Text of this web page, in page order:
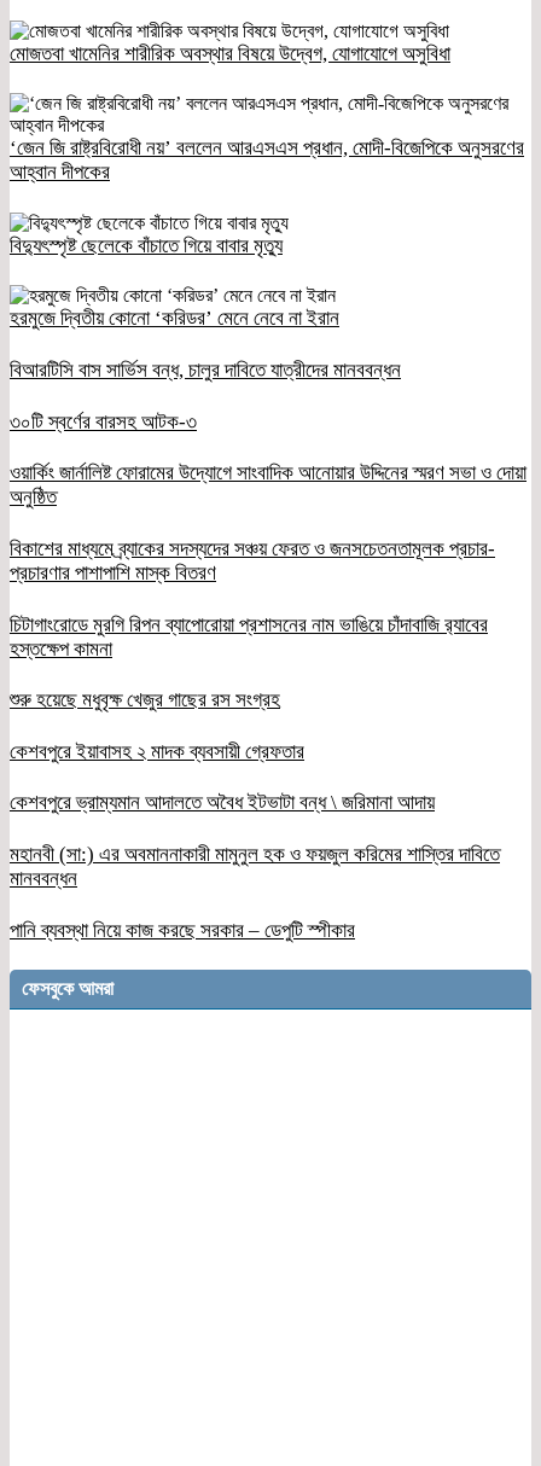
মোজতবা খামেনির শারীরিক অবস্থার বিষয়ে উদ্বেগ, যোগাযোগে অসুবিধা
‘জেন জি রাষ্ট্রবিরোধী নয়’ বললেন আরএসএস প্রধান, মোদী-বিজেপিকে অনুসরণের
আহ্বান দীপকের
বিদ্যুৎস্পৃষ্ট ছেলেকে বাঁচাতে গিয়ে বাবার মৃত্যু
হরমুজে দ্বিতীয় কোনো ‘করিডর’ মেনে নেবে না ইরান
বিআরটিসি বাস সার্ভিস বন্ধ, চালুর দাবিতে যাত্রীদের মানববন্ধন
৩০টি স্বর্ণের বারসহ আটক-৩
ওয়ার্কিং জার্নালিষ্ট ফোরামের উদ্যোগে সাংবাদিক আনোয়ার উদ্দিনের স্মরণ সভা ও দোয়া
অনুষ্ঠিত
বিকাশের মাধ্যমে ব্র্যাকের সদস্যদের সঞ্চয় ফেরত ও জনসচেতনতামূলক প্রচার-
প্রচারণার পাশাপাশি মাস্ক বিতরণ
চিটাগাংরোডে মুরগি রিপন ব্যাপোরোয়া প্রশাসনের নাম ভাঙিয়ে চাঁদাবাজি র‌্যাবের
হস্তক্ষেপ কামনা
শুরু হয়েছে মধুবৃক্ষ খেজুর গাছের রস সংগ্রহ
কেশবপুরে ইয়াবাসহ ২ মাদক ব্যবসায়ী গ্রেফতার
কেশবপুরে ভ্রাম্যমান আদালতে অবৈধ ইটভাটা বন্ধ \ জরিমানা আদায়
মহানবী (সা:) এর অবমাননাকারী মামুনুল হক ও ফয়জুল করিমের শাস্তির দাবিতে
মানববন্ধন
পানি ব্যবস্থা নিয়ে কাজ করছে সরকার – ডেপুটি স্পীকার
ফেসবুকে আমরা